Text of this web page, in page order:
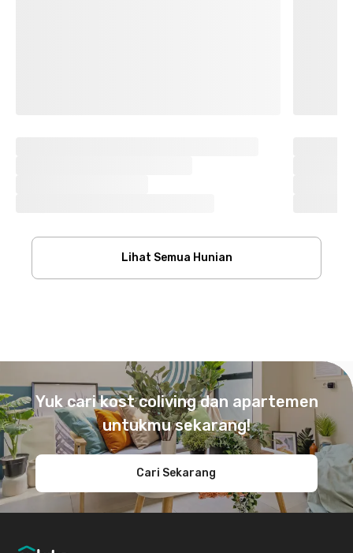
Lihat Semua Hunian
Yuk cari kost coliving dan apartemen
untukmu sekarang!
Cari Sekarang